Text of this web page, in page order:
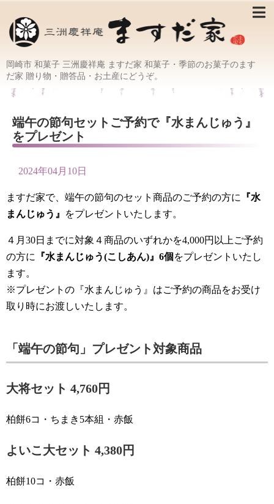
岡崎市 和菓子 三洲慶祥庵 ますだ家 和菓子・季節のお菓子のます
だ家 贈り物・贈答品・お土産にどうぞ。
端午の節句セットご予約で『水まんじゅう』
をプレゼント
2024年04月10日
ますだ家で、端午の節句のセット商品のご予約の方に
『水
まんじゅう』
をプレゼントいたします。
４月30日までに対象４商品のいずれかを4,000円以上ご予約
の方に
『水まんじゅう(こしあん)』6個 をプレゼントいたし
ます。
※プレゼントの『水まんじゅう』はご予約の商品をお受け
取り時にお渡しいたします。
「端午の節句」プレゼント対象商品
大将セット 4,760円
柏餅6コ・ちまき5本組・赤飯
よいこ大セット 4,380円
柏餅10コ・赤飯